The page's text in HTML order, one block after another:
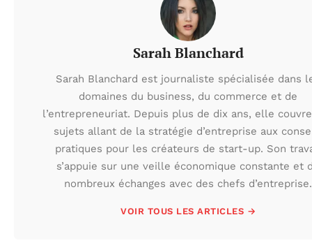
Sarah Blanchard
Sarah Blanchard est journaliste spécialisée dans
domaines du business, du commerce et de
l’entrepreneuriat. Depuis plus de dix ans, elle
sujets allant de la stratégie d’entreprise aux
pratiques pour les créateurs de start-up. Son
s’appuie sur une veille économique constante et
nombreux échanges avec des chefs d’entreprise.
VOIR TOUS LES ARTICLES →